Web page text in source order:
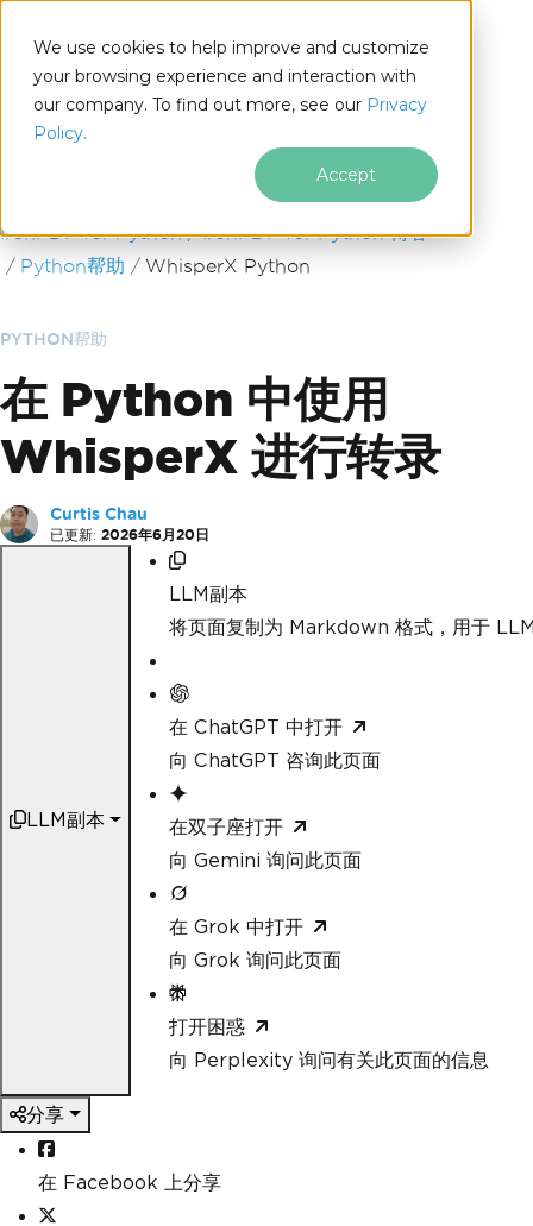
We use cookies to help improve and customize
your browsing experience and interaction with
our company. To find out more, see our Privacy
Policy.
Accept
Python
跳至页脚内容
IronPDF for Python
IronPDF for Python 博客
Python帮助
WhisperX Python
PYTHON帮助
在 Python 中使用
WhisperX 进行转录
Curtis Chau
已更新: 2026年6月20日
LLM副本
LLM副本
将页面复制为 Markdown 格式，用于
在 ChatGPT 中打开
向 ChatGPT 咨询此页面
在双子座打开
向 Gemini 询问此页面
在 Grok 中打开
向 Grok 询问此页面
打开困惑
向 Perplexity 询问有关此页面的信息
分享
在 Facebook 上分享